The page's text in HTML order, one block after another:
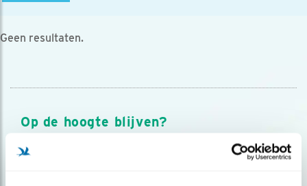
Geen resultaten.
Op de hoogte blijven?
Meld je aan en ontvang nieuws, inspiratie, acties en tips
over vogels en activiteiten van Vogelbescherming.